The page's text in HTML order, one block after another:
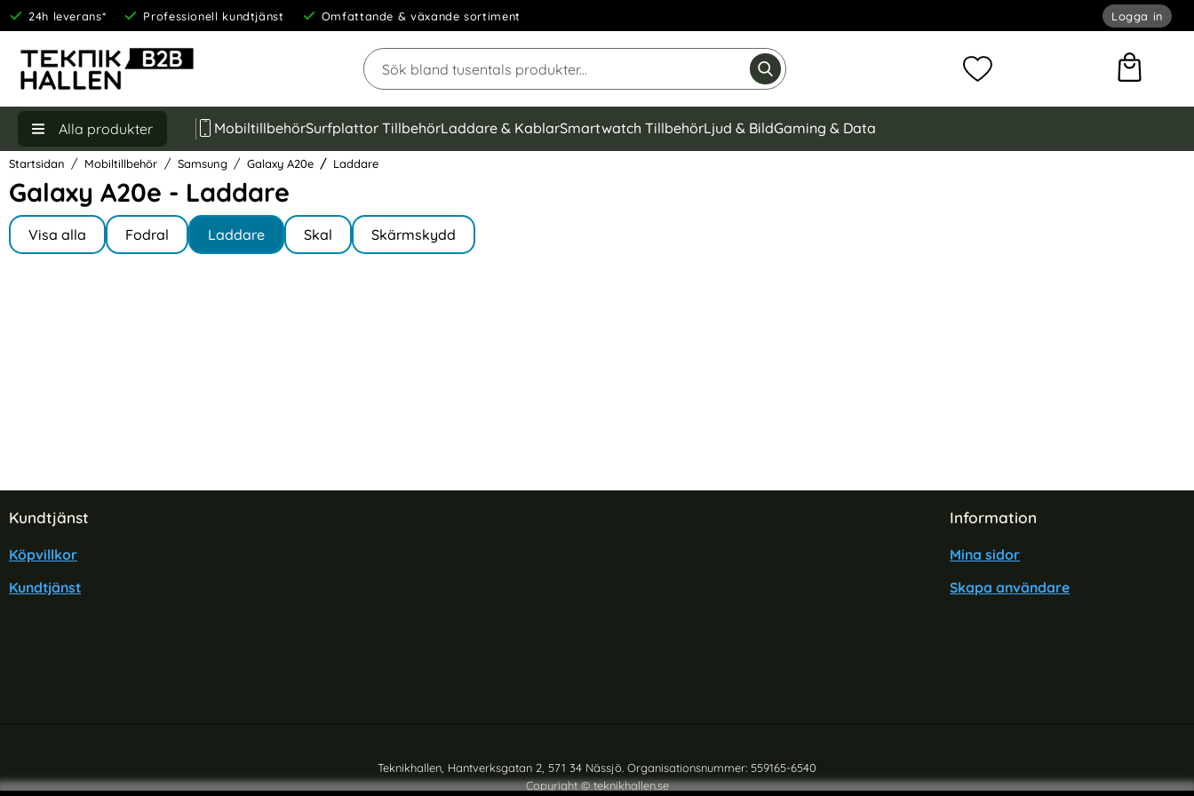
24h leverans* Professionell kundtjänst Omfattande & växande sortiment Logga in
Sök
Sök på Narse Group AB Genomför sökning Mina favoriter
Alla produkter MobiltillbehörSurfplattor TillbehörLaddare & KablarSmartwatch TillbehörLjud & BildGaming & Data
Startsidan Mobiltillbehör Samsung Galaxy A20e Laddare
Galaxy A20e - Laddare
Hoppa
produkter
Underkategorier
Visa alla
I Galaxy A20e Fodral Laddare Skal Skärmskydd
Sidfot Blandad info och länkar
Kundtjänst
Köpvillkor
Kundtjänst
Information
Mina sidor
Skapa användare
Teknikhallen, Hantverksgatan 2, 571 34 Nässjö. Organisationsnummer: 559165-6540
Copyright © teknikhallen.se